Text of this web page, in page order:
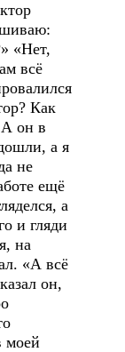
«Нет,
всё
Как
А он в
а я
не
ещё
а
и гляди
на
«А всё
он,
моей